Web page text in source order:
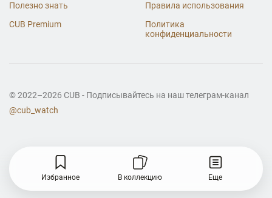
Избранное В коллекцию Еще
Полезно знать
CUB Premium
Правила использования
Политика
конфиденциальности
© 2022–2026 CUB - Подписывайтесь на наш телеграм-канал
@cub_watch